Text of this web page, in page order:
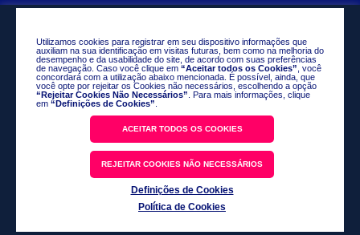
Utilizamos cookies para registrar em seu dispositivo informações que
auxiliam na sua identificação em visitas futuras, bem como na melhoria do
desempenho e da usabilidade do site, de acordo com suas preferências
de navegação. Caso você clique em “Aceitar todos os Cookies” , você
concordará com a utilização abaixo mencionada. É possível, ainda, que
você opte por rejeitar os Cookies não necessários, escolhendo a opção
“Rejeitar Cookies Não Necessários” . Para mais informações, clique
em “Definições de Cookies”
ACEITAR TODOS OS COOKIES
REJEITAR COOKIES NÃO NECESSÁRIOS
Definições de Cookies
Política de Cookies